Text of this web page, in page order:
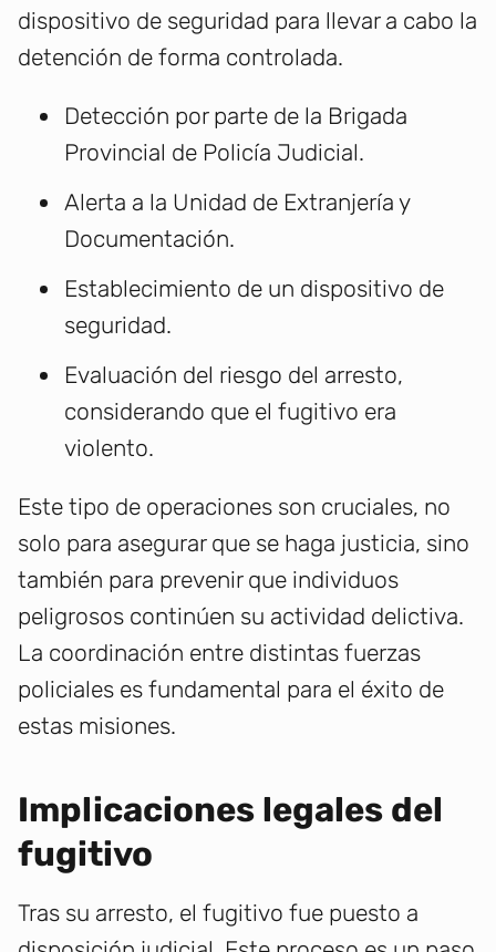
dispositivo de seguridad para llevar a cabo la
detención de forma controlada.
Detección por parte de la Brigada
Provincial de Policía Judicial.
Alerta a la Unidad de Extranjería y
Documentación.
Establecimiento de un dispositivo de
seguridad.
Evaluación del riesgo del arresto,
considerando que el fugitivo era
violento.
Este tipo de operaciones son cruciales, no
solo para asegurar que se haga justicia, sino
también para prevenir que individuos
peligrosos continúen su actividad delictiva.
La coordinación entre distintas fuerzas
policiales es fundamental para el éxito de
estas misiones.
Implicaciones legales del
fugitivo
Tras su arresto, el fugitivo fue puesto a